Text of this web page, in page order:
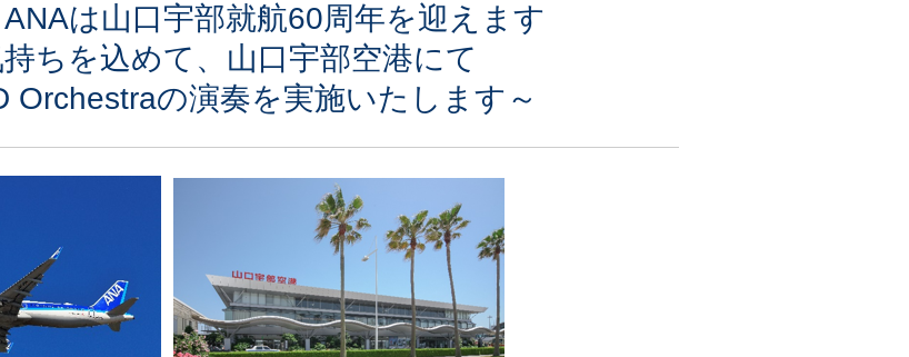
は山口宇部就航60周年を迎えます
ちを込めて、山口宇部空港にて
Orchestraの演奏を実施いたします～